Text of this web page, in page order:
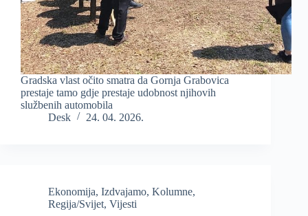
Gradska vlast očito smatra da Gornja Grabovica
prestaje tamo gdje prestaje udobnost njihovih
službenih automobila
Desk
24. 04. 2026.
Ekonomija, Izdvajamo, Kolumne,
Regija/Svijet, Vijesti